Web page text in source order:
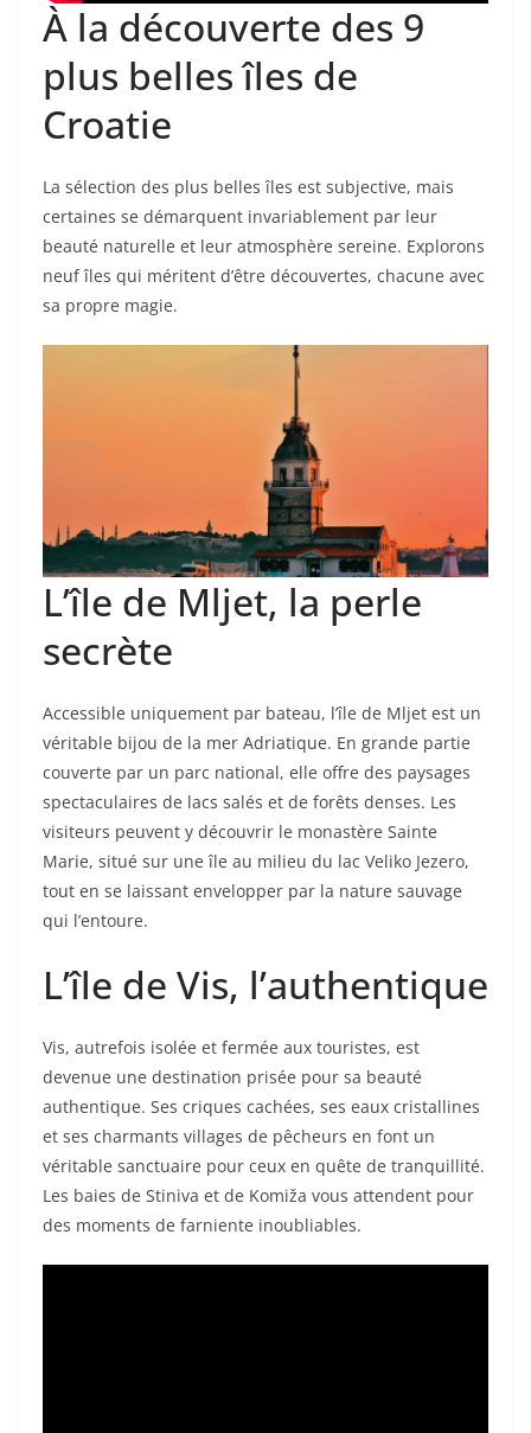
À la découverte des 9
plus belles îles de
Croatie
La sélection des plus belles îles est subjective, mais
certaines se démarquent invariablement par leur
beauté naturelle et leur atmosphère sereine. Explorons
neuf îles qui méritent d’être découvertes, chacune avec
sa propre magie.
L’île de Mljet, la perle
secrète
Accessible uniquement par bateau, l’île de Mljet est un
véritable bijou de la mer Adriatique. En grande partie
couverte par un parc national, elle offre des paysages
spectaculaires de lacs salés et de forêts denses. Les
visiteurs peuvent y découvrir le monastère Sainte
Marie, situé sur une île au milieu du lac Veliko Jezero,
tout en se laissant envelopper par la nature sauvage
qui l’entoure.
L’île de Vis, l’authentique
Vis, autrefois isolée et fermée aux touristes, est
devenue une destination prisée pour sa beauté
authentique. Ses criques cachées, ses eaux cristallines
et ses charmants villages de pêcheurs en font un
véritable sanctuaire pour ceux en quête de tranquillité.
Les baies de Stiniva et de Komiža vous attendent pour
des moments de farniente inoubliables.